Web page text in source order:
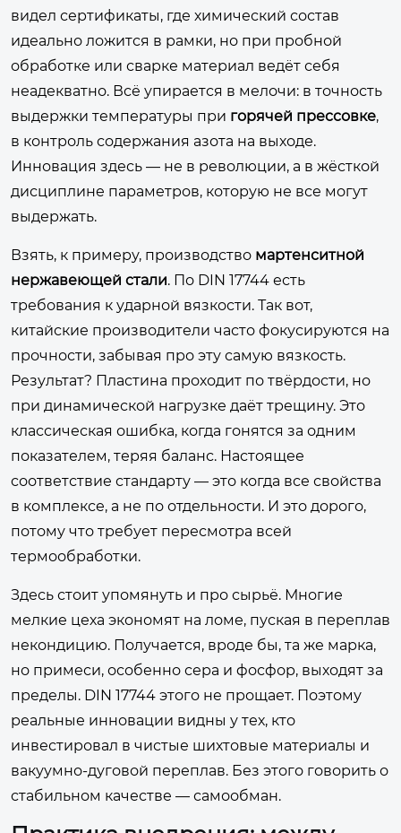
видел сертификаты, где химический состав
идеально ложится в рамки, но при пробной
обработке или сварке материал ведёт себя
неадекватно. Всё упирается в мелочи: в точность
выдержки температуры при горячей прессовке,
в контроль содержания азота на выходе.
Инновация здесь — не в революции, а в жёсткой
дисциплине параметров, которую не все могут
выдержать.
Взять, к примеру, производство мартенситной
нержавеющей стали. По DIN 17744 есть
требования к ударной вязкости. Так вот,
китайские производители часто фокусируются на
прочности, забывая про эту самую вязкость.
Результат? Пластина проходит по твёрдости, но
при динамической нагрузке даёт трещину. Это
классическая ошибка, когда гонятся за одним
показателем, теряя баланс. Настоящее
соответствие стандарту — это когда все свойства
в комплексе, а не по отдельности. И это дорого,
потому что требует пересмотра всей
термообработки.
Здесь стоит упомянуть и про сырьё. Многие
мелкие цеха экономят на ломе, пуская в переплав
некондицию. Получается, вроде бы, та же марка,
но примеси, особенно сера и фосфор, выходят за
пределы. DIN 17744 этого не прощает. Поэтому
реальные инновации видны у тех, кто
инвестировал в чистые шихтовые материалы и
вакуумно-дуговой переплав. Без этого говорить о
стабильном качестве — самообман.